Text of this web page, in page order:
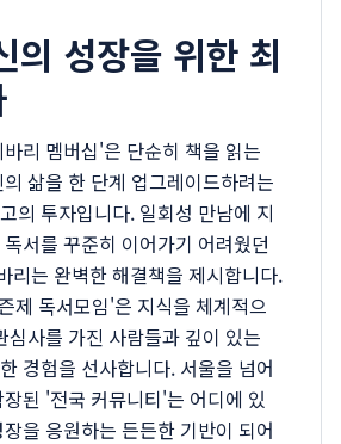
의 성장을 위한 최
리 멤버십'은 단순히 책을 읽는
삶을 한 단계 업그레이드하려는
의 투자입니다. 일회성 만남에 지
서를 꾸준히 이어가기 어려웠던
리는 완벽한 해결책을 제시합니다.
제 독서모임'은 지식을 체계적으
심사를 가진 사람들과 깊이 있는
경험을 선사합니다. 서울을 넘어
된 '전국 커뮤니티'는 어디에 있
을 응원하는 든든한 기반이 되어